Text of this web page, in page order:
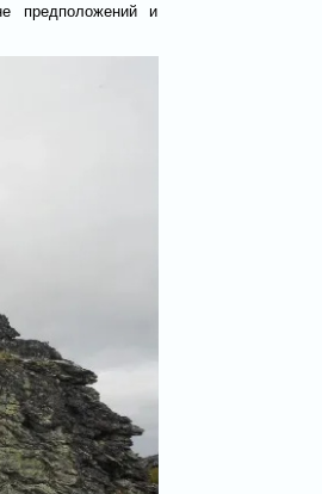
предположений и